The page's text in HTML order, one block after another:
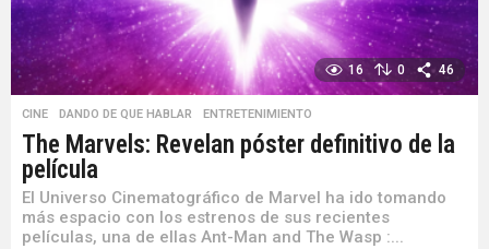
16 0 46
CINE ,DANDO DE QUE HABLAR ,ENTRETENIMIENTO
The Marvels: Revelan póster definitivo de la
película
El Universo Cinematográfico de Marvel ha ido tomando
más espacio con los estrenos de sus recientes
películas, una de ellas Ant-Man and The Wasp :...